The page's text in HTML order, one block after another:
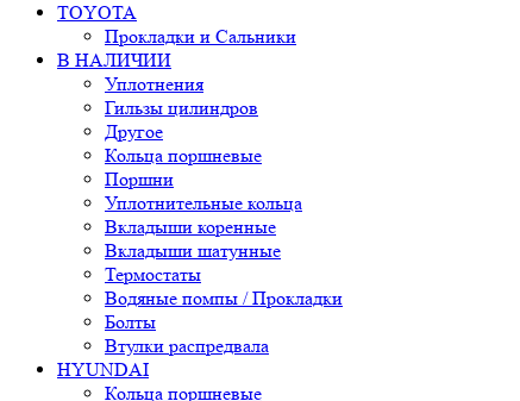
TOYOTA
Прокладки и Сальники
В НАЛИЧИИ
Уплотнения
Гильзы цилиндров
Другое
Кольца поршневые
Поршни
Уплотнительные кольца
Вкладыши коренные
Вкладыши шатунные
Термостаты
Водяные помпы / Прокладки
Болты
Втулки распредвала
HYUNDAI
Кольца поршневые